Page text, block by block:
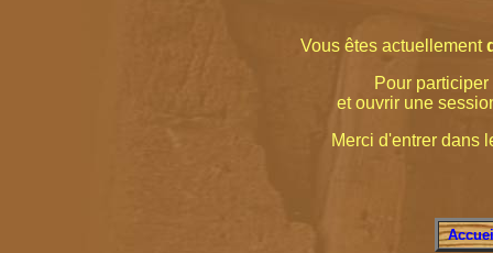
Vous êtes actuellement
Pour
et ouvrir une
Merci d'entrer dans